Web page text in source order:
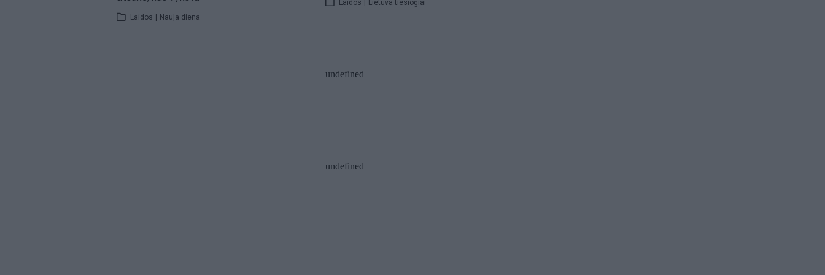
Laidos | Nauja diena
Laidos | Lietuva tiesiogiai